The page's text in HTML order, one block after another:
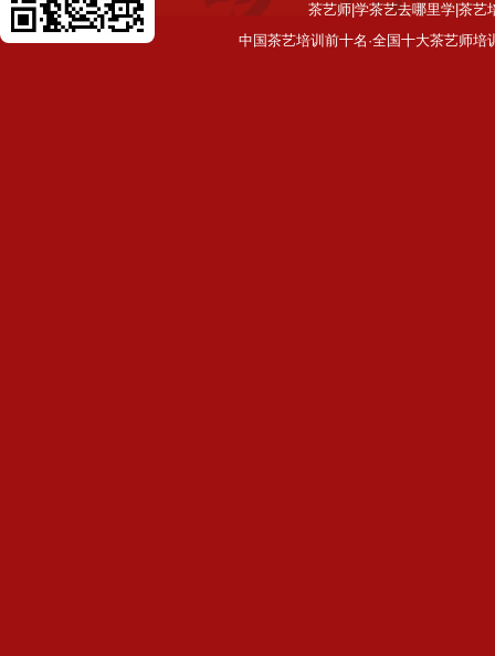
茶艺师|学茶艺去哪里学|茶艺
中国茶艺培训前十名·全国十大茶艺师培